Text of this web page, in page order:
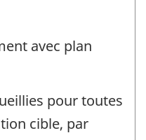
avec plan
pour toutes
cible, par